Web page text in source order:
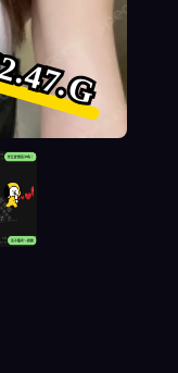
價截屏展示